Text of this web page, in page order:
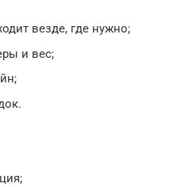
везде, где нужно;
и вес;